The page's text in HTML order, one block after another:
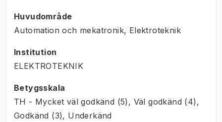
Huvudområde
Automation och mekatronik, Elektroteknik
Institution
ELEKTROTEKNIK
Betygsskala
TH - Mycket väl godkänd (5), Väl godkänd (4),
Godkänd (3), Underkänd